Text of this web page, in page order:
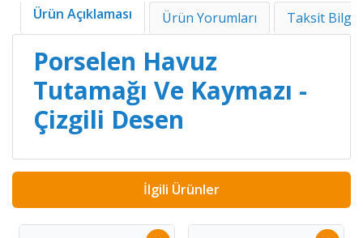
Ürün Açıklaması Ürün Yorumları Taksit
Porselen Havuz
Tutamağı Ve Kaymazı -
Çizgili Desen
İlgili Ürünler